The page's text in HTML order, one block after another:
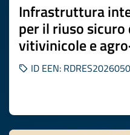
Infrastruttura
per il riuso
vitivinicole e
ID EEN: